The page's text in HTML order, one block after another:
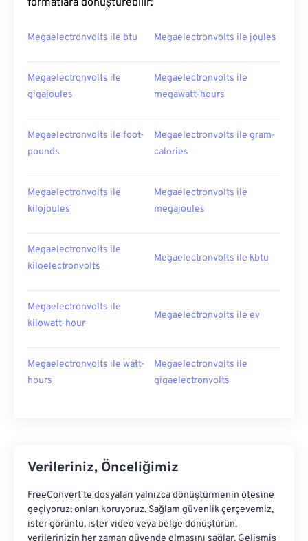
formatlara dönüştürebilir:
Megaelectronvolts ile btu Megaelectronvolts ile joules
Megaelectronvolts ile
gigajoules
Megaelectronvolts ile
megawatt-hours
Megaelectronvolts ile foot-
pounds
Megaelectronvolts ile gram-
calories
Megaelectronvolts ile
kilojoules
Megaelectronvolts ile
megajoules
Megaelectronvolts ile
kiloelectronvolts
Megaelectronvolts ile kbtu
Megaelectronvolts ile
kilowatt-hour
Megaelectronvolts ile ev
Megaelectronvolts ile watt-
hours
Megaelectronvolts ile
gigaelectronvolts
Verileriniz, Önceliğimiz
FreeConvert'te dosyaları yalnızca dönüştürmenin ötesine
geçiyoruz; onları koruyoruz. Sağlam güvenlik çerçevemiz,
ister görüntü, ister video veya belge dönüştürün,
verilerinizin her zaman güvende olmasını sağlar. Gelişmiş